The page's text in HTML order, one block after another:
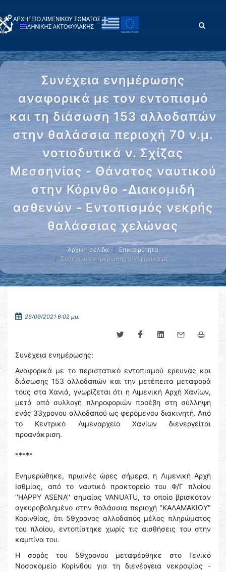
Συνέχεια ενημέρωσης
αναφορικά με τον εντοπισμό
και τη διάσωση 153 αλλοδαπών
στην θαλάσσια περιοχή 70 ν.μ.
νοτιοδυτικά ν. Σχίζας
Μεσσηνίας - Θάνατος ναυτικού
στην Κόρινθο -Διακομιδή
ασθενών - Εντοπισμός νεκρής
θαλάσσιας χελώνας
Αρχική σελίδα
Επικαιρότητα
Συνέχεια ενημέρωσης αναφορικά με …
26/09/2021 6:02 μμ.
Συνέχεια ενημέρωσης:
Αναφορικά με το περιστατικό εντοπισμού ερευνάς και
διάσωσης 153 αλλοδαπών και την μετέπειτα μεταφορά
τους στα Χανιά, γνωρίζεται ότι η Λιμενική Αρχή Χανίων,
μετά από συλλογή πληροφοριών προέβη στη σύλληψη
ενός 33χρονου αλλοδαπού ως φερόμενου διακινητή. Από
το Κεντρικό Λιμεναρχείο Χανίων διενεργείται
προανάκριση.
*****
Ενημερώθηκε, πρωινές ώρες σήμερα, η Λιμενική Αρχή
Ισθμίας, από το ναυτικό πρακτορείο του Φ/Γ πλοίου
''HAPPY ASENA'' σημαίας VANUATU, το οποίο βρισκόταν
αγκυροβολημένο στην θαλάσσια περιοχή "ΚΑΛΑΜΑΚΙΟΥ"
Κορινθίας, ότι 59χρονος αλλοδαπός μέλος πληρώματος
του πλοίου, εντοπίστηκε χωρίς τις αισθήσεις του στην
καμπίνα του.
Η σορός του 59χρονου μεταφέρθηκε στο Γενικό
Νοσοκομείο Κορίνθου για τη διενέργεια νεκροψίας -